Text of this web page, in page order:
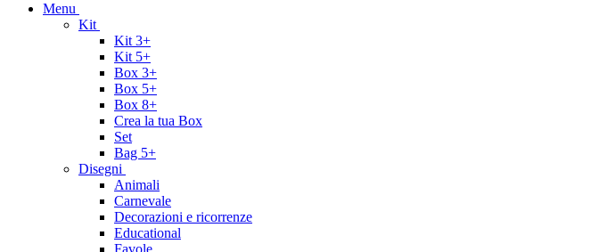
Menu
Kit
Kit 3+
Kit 5+
Box 3+
Box 5+
Box 8+
Crea la tua Box
Set
Bag 5+
Disegni
Animali
Carnevale
Decorazioni e ricorrenze
Educational
Favole